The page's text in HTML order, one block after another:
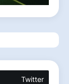
Twitter